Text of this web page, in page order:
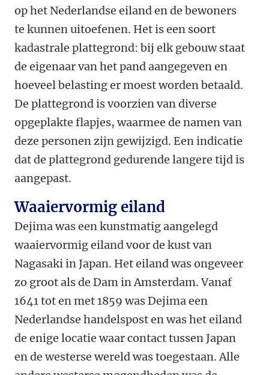
op het Nederlandse eiland en de bewoners
te kunnen uitoefenen. Het is een soort
kadastrale plattegrond: bij elk gebouw staat
de eigenaar van het pand aangegeven en
hoeveel belasting er moest wordenbetaald.
De plattegrond is voorzien van diverse
opgeplakte flapjes, waarmee de namen van
deze personen zijn gewijzigd. Een indicatie
dat de plattegrond gedurende langere tijd is
aangepast.
Waaiervormig eiland
Dejima was een kunstmatig aangelegd
waaiervormig eiland voor de kust van
Nagasaki in Japan. Het eiland was ongeveer
zo groot als de Dam in Amsterdam. Vanaf
1641 tot en met 1859 was Dejima een
Nederlandse handelspost en was het eiland
de enige locatie waar contact tussen Japan
en de westerse wereld was toegestaan. Alle